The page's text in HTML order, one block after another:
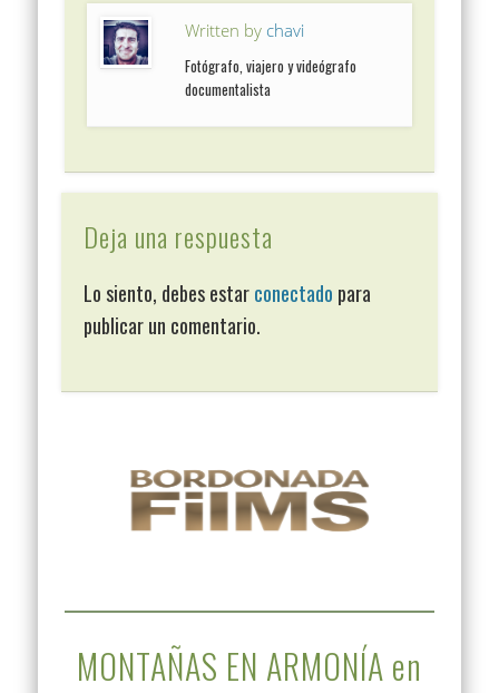
Written by chavi
Fotógrafo, viajero y videógrafo
documentalista
Deja una respuesta
Lo siento, debes estarconectado para
publicar un comentario.
MONTAÑAS EN ARMONÍA en